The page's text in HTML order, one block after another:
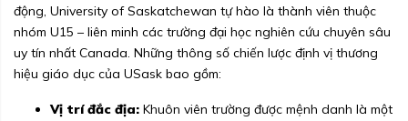
động, University of Saskatchewan tự hào là thành viên thuộc
nhóm U15 – liên minh các trường đại học nghiên cứu chuyên sâu
uy tín nhất Canada. Những thông số chiến lược định vị thương
hiệu giáo dục của USask bao gồm:
Vị trí đắc địa: Khuôn viên trường được mệnh danh là một